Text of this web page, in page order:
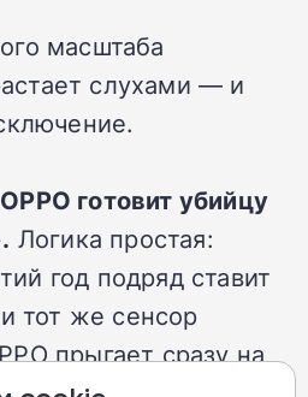
масштаба
слухами — и
готовит убийцу
Логика простая:
год подряд ставит
тот же сенсор
прыгает сразу на